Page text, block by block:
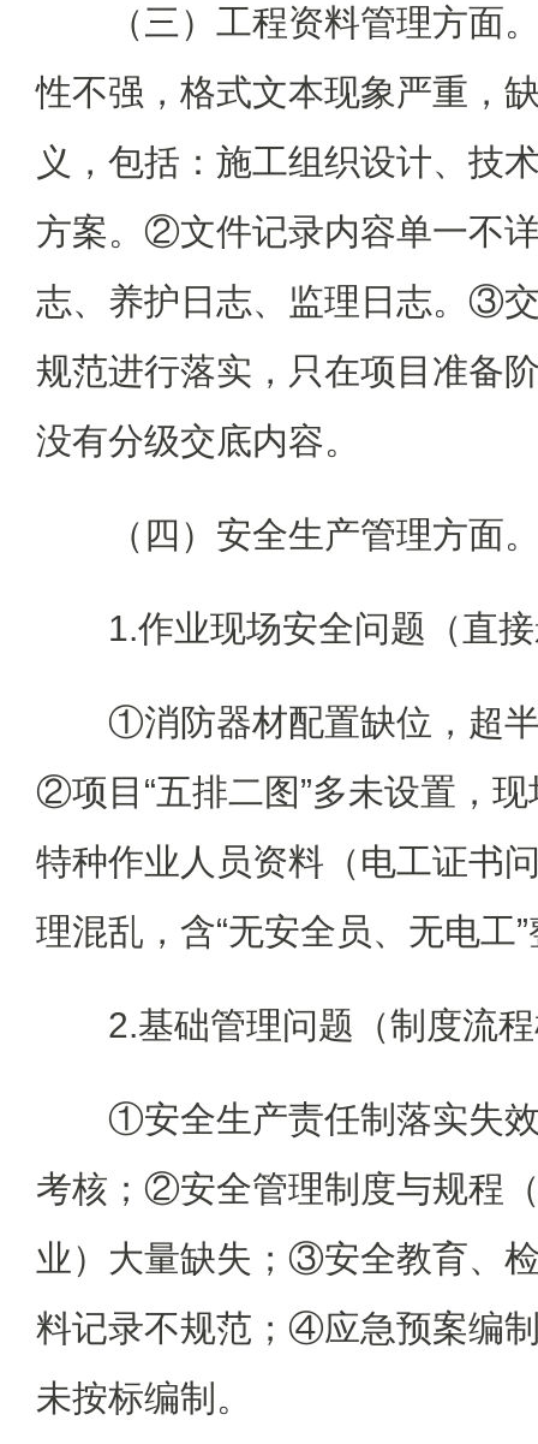
（三）工程资料管理方面
性不强，格式文本现象严重，
义，包括：施工组织设计、技
方案。②文件记录内容单一不
志、养护日志、监理日志。③
规范进行落实，只在项目准备
没有分级交底内容。
（四）安全生产管理方面
1.作业现场安全问题（直
①消防器材配置缺位，超
②项目“五排二图”多未设置，
特种作业人员资料（电工证书
理混乱，含“无安全员、无电工
2.基础管理问题（制度流
①安全生产责任制落实失
考核；②安全管理制度与规程
业）大量缺失；③安全教育、
料记录不规范；④应急预案编
未按标编制。